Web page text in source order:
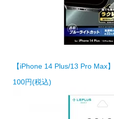
【iPhone 14 Plus/13 Pro Max
100円(税込)